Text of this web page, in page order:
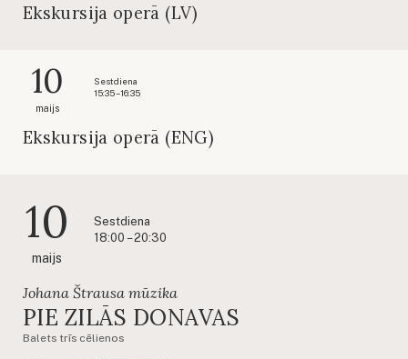
Ekskursija operā (LV)
10
maijs
Sestdiena
15:35 – 16:35
Ekskursija operā (ENG)
10
maijs
Sestdiena
18:00 – 20:30
Johana Štrausa mūzika
PIE ZILĀS DONAVAS
Balets trīs cēlienos